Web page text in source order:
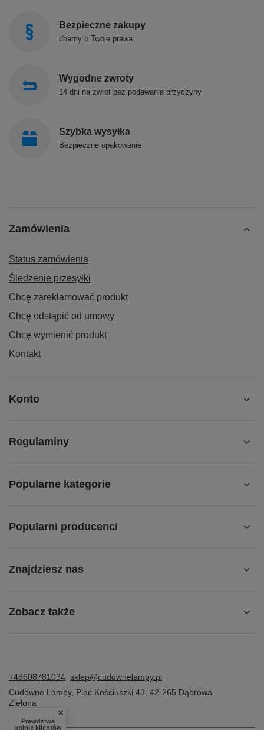
Bezpieczne zakupy
dbamy o Twoje prawa
Wygodne zwroty
14 dni na zwrot bez podawania przyczyny
Szybka wysyłka
Bezpieczne opakowanie
Zamówienia
Status zamówienia
Śledzenie przesyłki
Chcę zareklamować produkt
Chcę odstąpić od umowy
Chcę wymienić produkt
Kontakt
Konto
Regulaminy
Popularne kategorie
Popularni producenci
Znajdziesz nas
Zobacz także
+48608781034 sklep@cudownelampy.pl
Cudowne Lampy, Plac Kościuszki 43, 42-265 Dąbrowa
Zielona
Prawdziwe
opinie klientów